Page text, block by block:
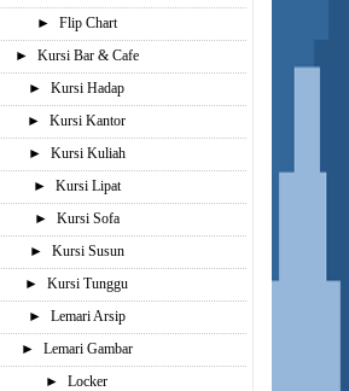
►
Flip Chart
►
Kursi Bar & Cafe
►
Kursi Hadap
►
Kursi Kantor
►
Kursi Kuliah
►
Kursi Lipat
►
Kursi Sofa
►
Kursi Susun
►
Kursi Tunggu
►
Lemari Arsip
►
Lemari Gambar
►
Locker